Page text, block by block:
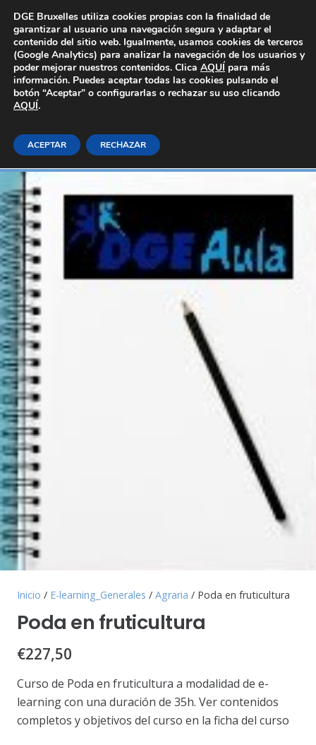
Área Privada
Poda en fruticultura
Inicio E-learning_Generales
Inicio / E-learning_Generales / Agraria / Poda en fruticultura
Poda en fruticultura
€227,50
Curso de Poda en fruticultura a modalidad de e-
learning con una duración de 35h. Ver contenidos
completos y objetivos del curso en la ficha del curso
DGE Bruxelles utiliza cookies propias con la finalidad de
garantizar al usuario una navegación segura y adaptar el
contenido del sitio web. Igualmente, usamos cookies de terceros
(Google Analytics) para analizar la navegación de los usuarios y
poder mejorar nuestros contenidos. Clica AQUÍ para más
información. Puedes aceptar todas las cookies pulsando el
botón “Aceptar” o configurarlas o rechazar su uso clicando
AQUÍ.
ACEPTAR RECHAZAR